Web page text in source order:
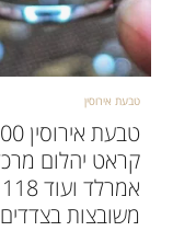
טבעת אירוסין
טבעת
קראט יהלום
משובצות בצדדים